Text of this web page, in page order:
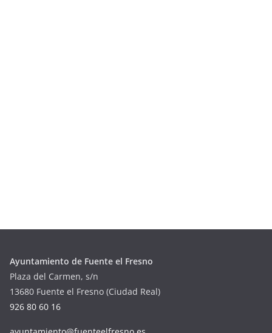
Ayuntamiento de Fuente el Fresno
Plaza del Carmen, s/n
13680 Fuente el Fresno (Ciudad Real)
926 80 60 16